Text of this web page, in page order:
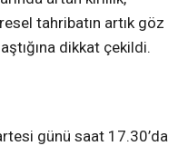
tahribatın artık göz
dikkat çekildi.
günü saat 17.30’da